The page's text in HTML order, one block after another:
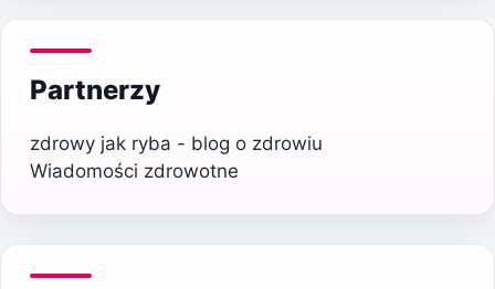
Partnerzy
zdrowy jak ryba - blog o zdrowiu
Wiadomości zdrowotne